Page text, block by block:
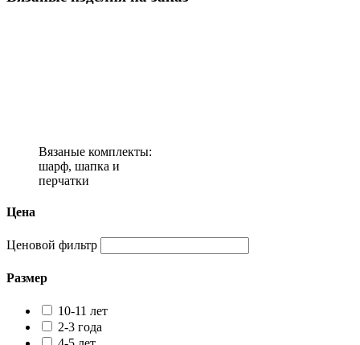
Вязаные комплекты:
шарф, шапка и
перчатки
Цена
Ценовой фильтр
Размер
10-11 лет
2-3 года